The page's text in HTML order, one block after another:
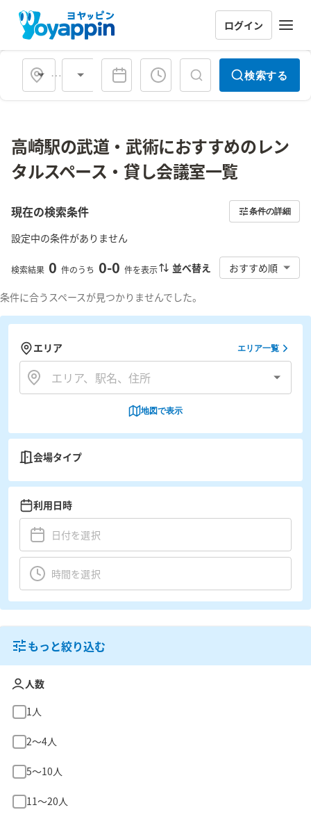
ログイン
会場タイプ 検索する
高崎駅の武道・武術におすすめのレン
タルスペース・貸し会議室一覧
現在の検索条件 条件の詳細
設定中の条件がありません
検索結果 0 件のうち 0-0 件を表示 並べ替え おすすめ順
条件に合うスペースが見つかりませんでした。
エリア エリア一覧
地図で表示
会場タイプ
利用日時
もっと絞り込む
人数
1人
2〜4人
5〜10人
11〜20人